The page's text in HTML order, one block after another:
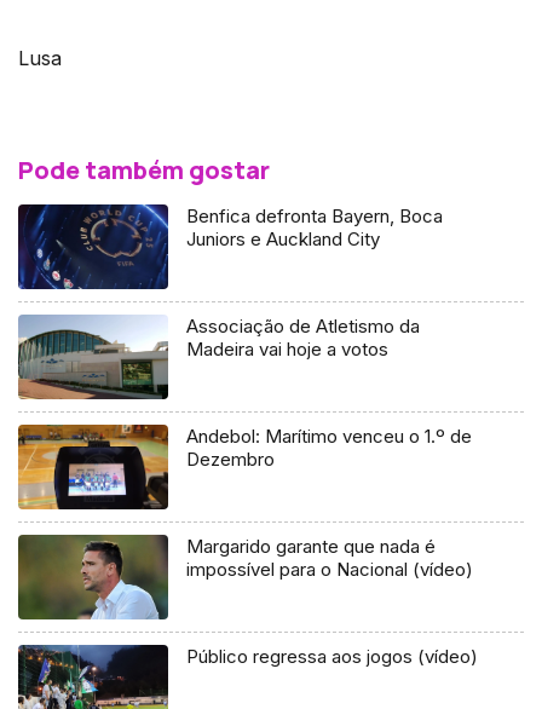
Lusa
Pode também gostar
Benfica defronta Bayern, Boca
Juniors e Auckland City
Associação de Atletismo da
Madeira vai hoje a votos
Andebol: Marítimo venceu o 1.º de
Dezembro
Margarido garante que nada é
impossível para o Nacional (vídeo)
Público regressa aos jogos (vídeo)